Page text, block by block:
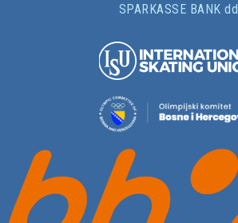
SPARKASSE BANK dd